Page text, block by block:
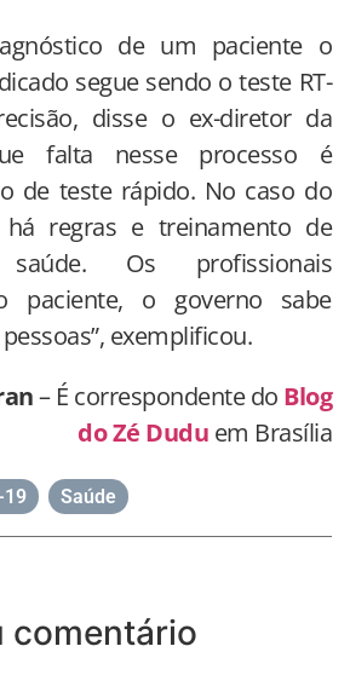
de um paciente o
segue sendo o teste RT-
disse o ex-diretor da
falta nesse processo é
de teste rápido. No caso do
regras e treinamento de
Os profissionais
paciente, o governo sabe
exemplificou.
– É correspondente do Blog
do Zé Dudu em Brasília
19 Saúde
comentário